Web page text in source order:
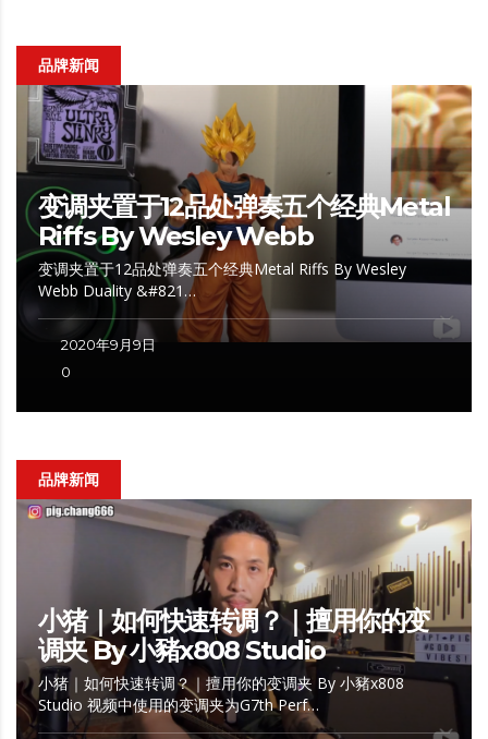
品牌新闻
变调夹置于12品处弹奏五个经典Metal
Riffs By Wesley Webb
变调夹置于12品处弹奏五个经典Metal Riffs By Wesley
Webb Duality &#821…
2020年9月9日
0
品牌新闻
小猪｜如何快速转调？｜擅用你的变
调夹 By 小豬x808 Studio
小猪｜如何快速转调？｜擅用你的变调夹 By 小豬x808
Studio 视频中使用的变调夹为G7th Perf…